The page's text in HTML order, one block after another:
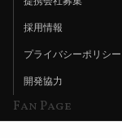
採用情報
プライバシーポリシー
開発協力
Fan Page